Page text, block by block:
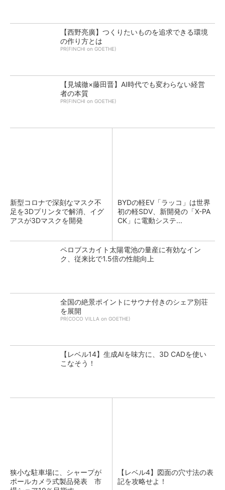
【西野亮廣】つくりたいものを追求できる環境
の作り方とは
PR(FINCHI on GOETHE)
【見城徹×藤田晋】AI時代でも変わらない経営
者の本質
PR(FINCHI on GOETHE)
新型コロナで深刻なマスク不
足を3Dプリンタで解消、イグ
アスが3Dマスクを開発
BYDの軽EV「ラッコ」は世界
初の軽SDV、新開発の「X-PA
CK」に電動システ...
ペロブスカイト太陽電池の量産に有効なイン
ク、従来比で1.5倍の性能向上
全国の絶景ポイントにサウナ付きのシェア別荘
を展開
PR(COCO VILLA on GOETHE)
【レベル14】生成AIを味方に、3D CADを使い
こなそう！
狭小な駐車場に、シャープが
ポールカメラ式製品発表 市
【レベル4】図面の穴寸法の表
記を攻略せよ！